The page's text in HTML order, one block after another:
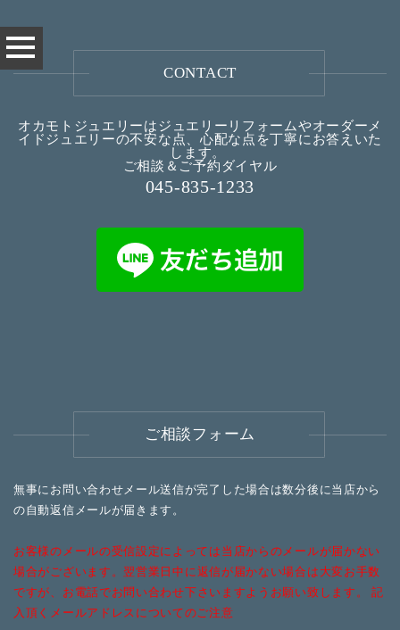
CONTACT
オカモトジュエリーはジュエリーリフォームやオーダーメ
イドジュエリーの不安な点、心配な点を丁寧にお答えいた
します。
ご相談＆ご予約ダイヤル
045-835-1233
ご相談フォーム
無事にお問い合わせメール送信が完了した場合は数分後に当店から
の自動返信メールが届きます。
お客様のメールの受信設定によっては当店からのメールが届かない
場合がございます。 翌営業日中に返信が届かない場合は大変お手数
ですが、 お電話でお問い合わせ下さいますようお願い致します。
記
入頂くメールアドレスについてのご注意